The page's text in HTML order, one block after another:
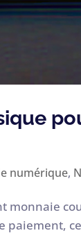
numérique,
monnaie
paiement,